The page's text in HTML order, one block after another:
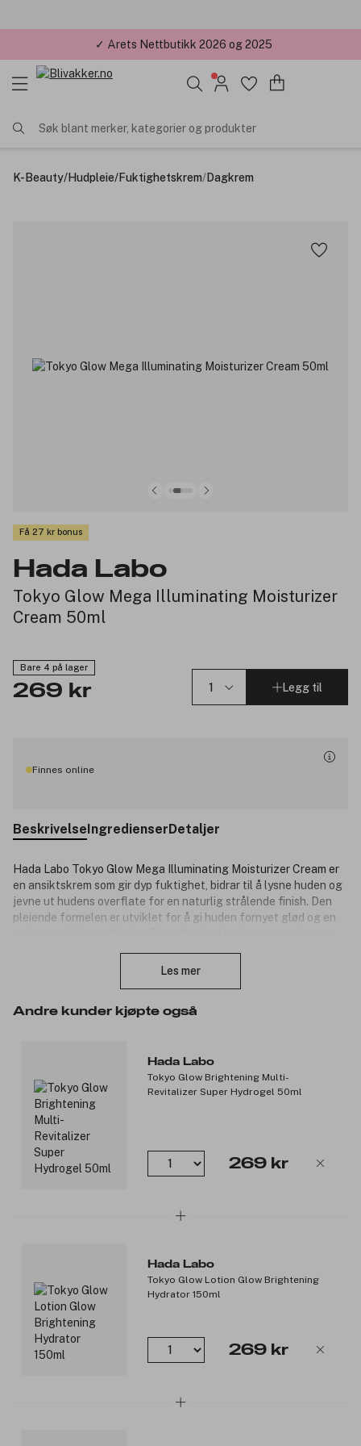
✓ Årets Nettbutikk 2026 og 2025
Søk blant merker, kategorier og produkter
K-Beauty/Hudpleie/Fuktighetskrem/Dagkrem
Få 27 kr bonus
Hada Labo
Tokyo Glow Mega Illuminating Moisturizer
Cream 50ml
Bare 4 på lager
269 kr Legg til
Finnes online
BeskrivelseIngredienserDetaljer
Hada Labo Tokyo Glow Mega Illuminating Moisturizer Cream er
en ansiktskrem som gir dyp fuktighet, bidrar til å lysne huden og
jevne ut hudens overflate for en naturlig strålende finish. Den
pleiende formelen er utviklet for å gi huden fornyet glød og en
3352316
Les mer
Andre kunder kjøpte også
Hada Labo
Tokyo Glow Brightening Multi-
Revitalizer Super Hydrogel 50ml
269 kr
Hada Labo
Tokyo Glow Lotion Glow Brightening
Hydrator 150ml
269 kr